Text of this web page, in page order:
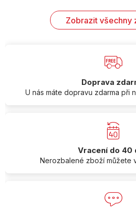
Zobrazit všechny
Doprava
U nás máte dopravu zdarma při
Vracení do 40
Nerozbalené zboží můžete